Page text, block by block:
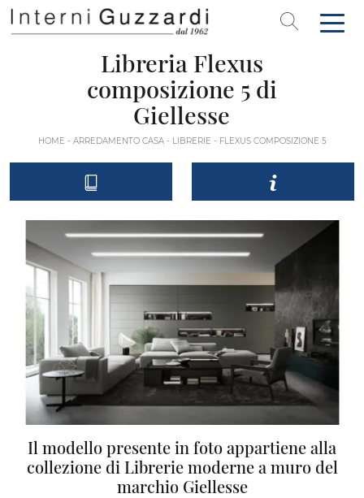
Libreria Flexus
composizione 5 di
Giellesse
HOME - ARREDAMENTO CASA- LIBRERIE - FLEXUS COMPOSIZIONE 5
Il modello presente in foto appartiene alla
collezione di Librerie moderne a muro del
marchio Giellesse